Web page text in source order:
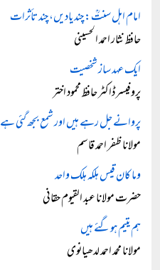
امام اہل سنتؒ: چند یادیں، چند تأثرات
حافظ نثار احمد الحسینی
ایک عہد ساز شخصیت
پروفیسر ڈاکٹر حافظ محمود اختر
پروانے جل رہے ہیں اور شمع بجھ گئی ہے
مولانا ظفر احمد قاسم
وما کان قیس ہلکہ ہلک واحد
حضرت مولانا عبد القیوم حقانی
ہم یتیم ہوگئے ہیں
مولانا محمد احمد لدھیانوی